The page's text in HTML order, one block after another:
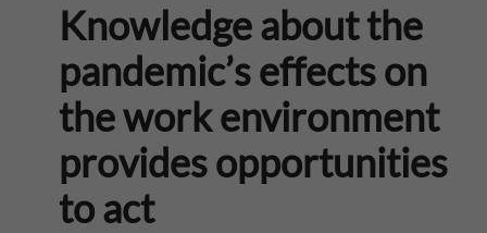
Knowledge about the
pandemic’s effects on
the work environment
provides opportunities
to act